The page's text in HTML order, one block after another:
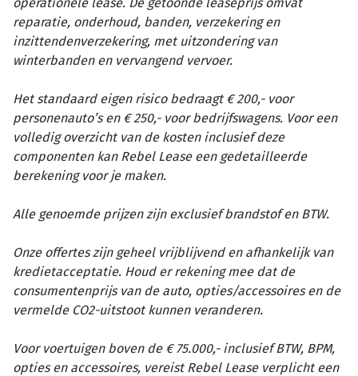
reparatie, onderhoud, banden, verzekering en
inzittendenverzekering, met uitzondering van
winterbanden en vervangend vervoer.
Het standaard eigen risico bedraagt € 200,- voor
personenauto’s en € 250,- voor bedrijfswagens. Voor een
volledig overzicht van de kosten inclusief deze
componenten kan Rebel Lease een gedetailleerde
berekening voor je maken.
Alle genoemde prijzen zijn exclusief brandstof en BTW.
Onze offertes zijn geheel vrijblijvend en afhankelijk van
kredietacceptatie. Houd er rekening mee dat de
consumentenprijs van de auto, opties/accessoires en de
vermelde CO2-uitstoot kunnen veranderen.
Voor voertuigen boven de € 75.000,- inclusief BTW, BPM,
opties en accessoires, vereist Rebel Lease verplicht een